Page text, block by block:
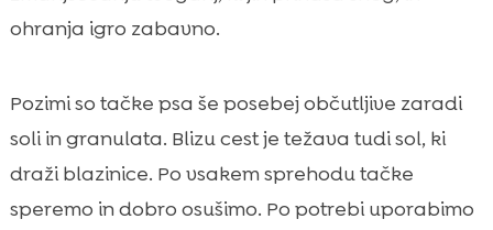
ohranja igro zabavno.
Pozimi so tačke psa še posebej občutljive zaradi
soli in granulata. Blizu cest je težava tudi sol, ki
draži blazinice. Po vsakem sprehodu tačke
speremo in dobro osušimo. Po potrebi uporabimo